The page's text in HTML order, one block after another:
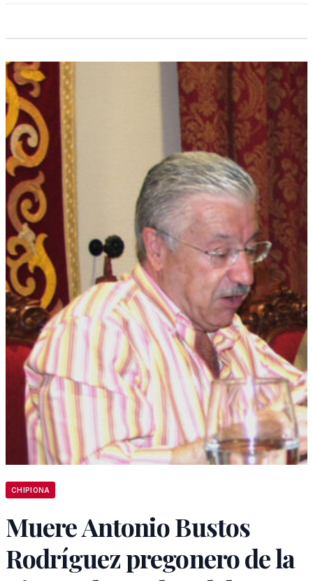
CHIPIONA
Muere Antonio Bustos
Rodríguez pregonero de la